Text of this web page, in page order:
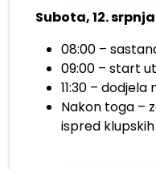
Subota, 12.
08:00 –
09:00 – start
11:30 –
Nakon toga –
ispred